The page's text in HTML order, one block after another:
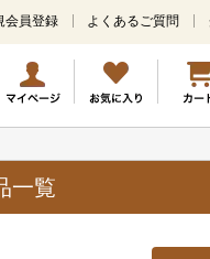
メ
ン
コ
ン
会員登録 よくあるご質問
一覧